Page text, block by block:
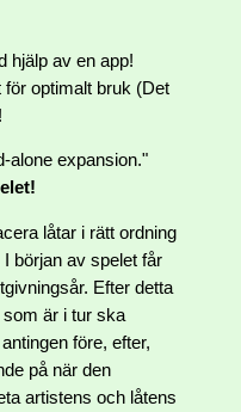
hjälp av en app!
för optimalt bruk (Det
alone expansion."
låtar i rätt ordning
början av spelet får
Efter detta
är i tur ska
före, efter,
på när den
artistens och låtens